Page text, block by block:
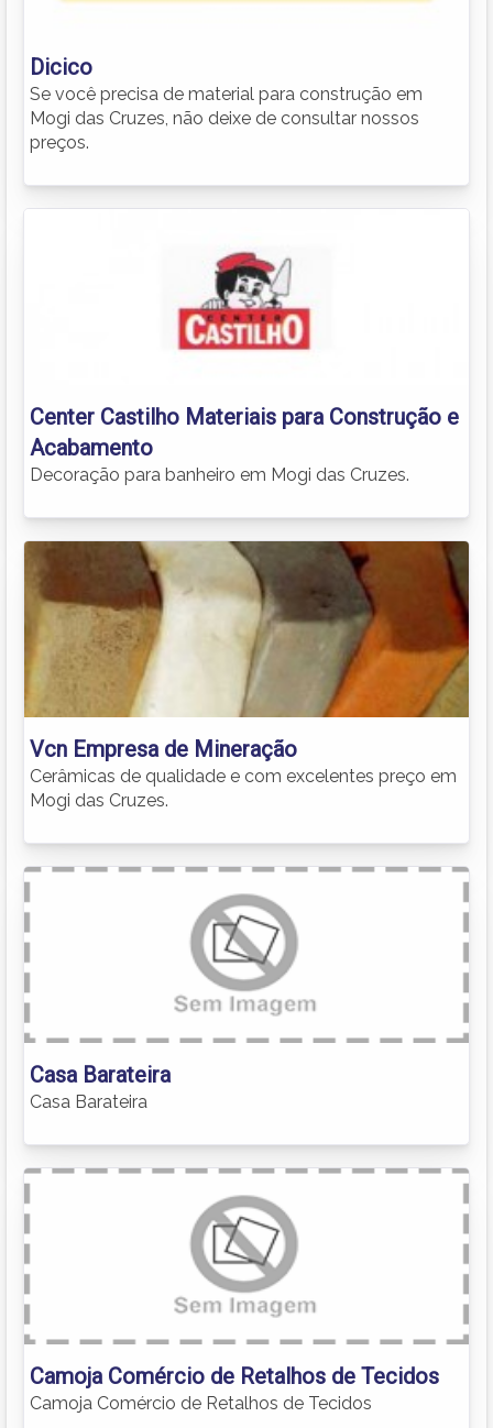
Dicico
Se você precisa de material para construção em
Mogi das Cruzes, não deixe de consultar nossos
preços.
Center Castilho Materiais para Construção e
Acabamento
Decoração para banheiro em Mogi das Cruzes.
Vcn Empresa de Mineração
Cerâmicas de qualidade e com excelentes preço em
Mogi das Cruzes.
Casa Barateira
Casa Barateira
Camoja Comércio de Retalhos de Tecidos
Camoja Comércio de Retalhos de Tecidos